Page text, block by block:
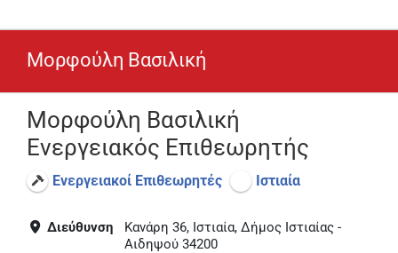
Μορφούλη Βασιλική
Μορφούλη Βασιλική
Ενεργειακός Επιθεωρητής
Ενεργειακοί Επιθεωρητές Ιστιαία
Διεύθυνση
Κανάρη 36, Ιστιαία, Δήμος Ιστιαίας -
Αιδηψού 34200